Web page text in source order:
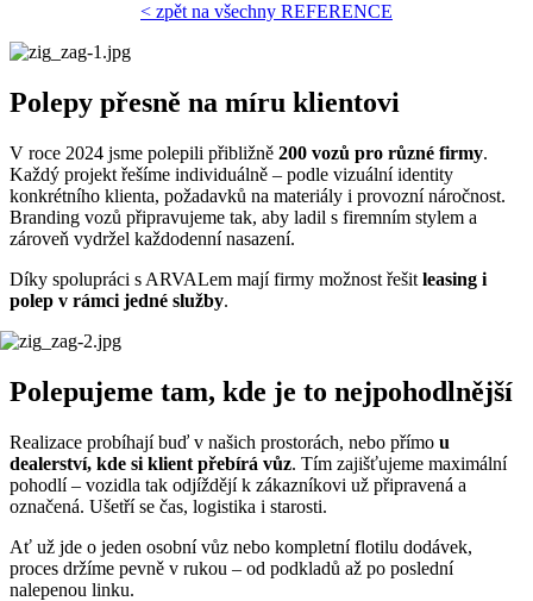
< zpět na všechny REFERENCE
Polepy přesně na míru klientovi
V roce 2024 jsme polepili přibližně 200 vozů pro různé firmy.
Každý projekt řešíme individuálně – podle vizuální identity
konkrétního klienta, požadavků na materiály i provozní náročnost.
Branding vozů připravujeme tak, aby ladil s firemním stylem a
zároveň vydržel každodenní nasazení.
Díky spolupráci s ARVALem mají firmy možnost řešit leasing i
polep v rámci jedné služby.
Polepujeme tam, kde je to nejpohodlnější
Realizace probíhají buď v našich prostorách, nebo přímo u
dealerství, kde si klient přebírá vůz. Tím zajišťujeme maximální
pohodlí – vozidla tak odjíždějí k zákazníkovi už připravená a
označená. Ušetří se čas, logistika i starosti.
Ať už jde o jeden osobní vůz nebo kompletní flotilu dodávek,
proces držíme pevně v rukou – od podkladů až po poslední
nalepenou linku.